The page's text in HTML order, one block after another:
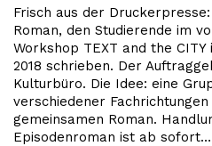
Frisch aus der
Roman, den Studierende im
Workshop TEXT and the
2018 schrieben. Der
Kulturbüro. Die Idee: eine
verschiedener
gemeinsamen Roman.
Episodenroman ist ab sofort…